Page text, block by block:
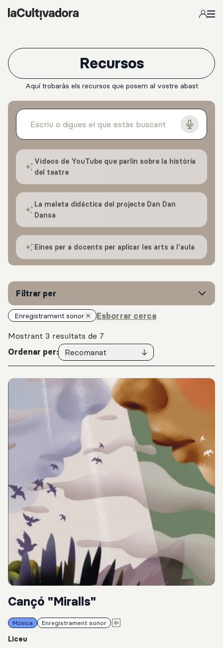
Salta al contingut principal
Recursos
Aquí trobaràs els recursos que posem al vostre abast
Vídeos de YouTube que parlin sobre la història
del teatre
La maleta didàctica del projecte Dan Dan
Dansa
Eines per a docents per aplicar les arts a l'aula
Filtrar per
Enregistrament sonor Esborrar cerca
Mostrant 3 resultats de 7
Ordenar per:
Recomanat
Cançó "Miralls"
Música Enregistrament sonor
Liceu